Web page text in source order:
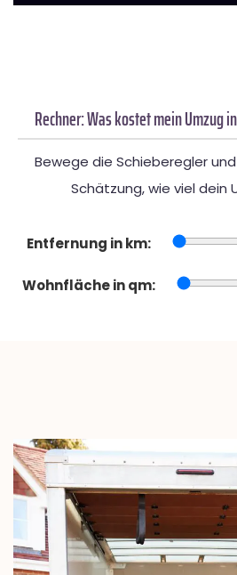
Rechner: Was kostet mein Umzug
Bewege die Schieberegler
Schätzung, wie viel dein
Entfernung in km:
Wohnfläche in qm: